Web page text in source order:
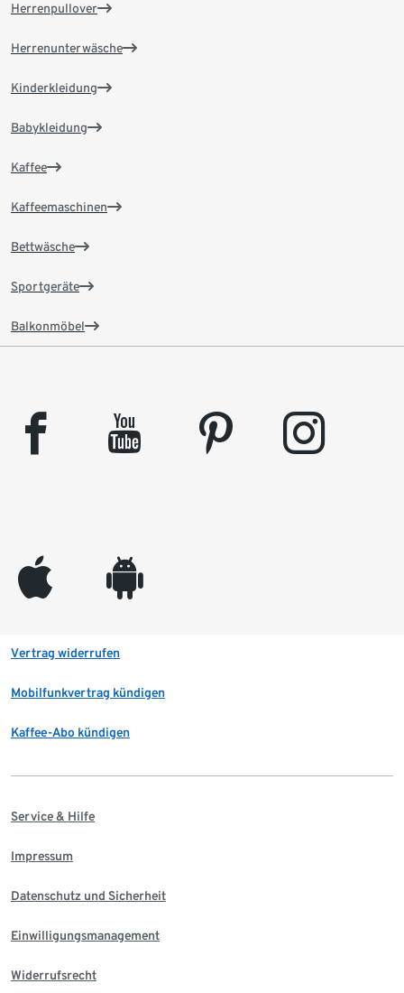
Herrenpullover
Herrenunterwäsche
Kinderkleidung
Babykleidung
Kaffee
Kaffeemaschinen
Bettwäsche
Sportgeräte
Balkonmöbel
facebook youtube pinterest instagram
appleinc android
Vertrag widerrufen
Mobilfunkvertrag kündigen
Kaffee-Abo kündigen
Service & Hilfe
Impressum
Datenschutz und Sicherheit
Einwilligungsmanagement
Widerrufsrecht